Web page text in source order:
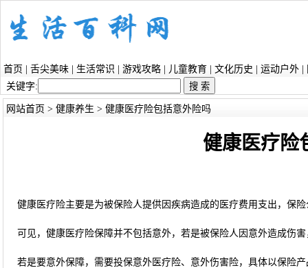
首页 舌尖美味 生活常识 游戏攻略 儿童教育 文化历史 运动户外
关键字:
网站首页 > 健康养生 > 健康医疗险包括意外险吗
健康医疗险
健康医疗险主要是为被保险人提供因疾病造成的医疗费用支出，保
可见，健康医疗险保障并不包括意外，若是被保险人因意外造成伤
若是要意外保障，需要投保意外医疗险、意外伤害险，具体以保险